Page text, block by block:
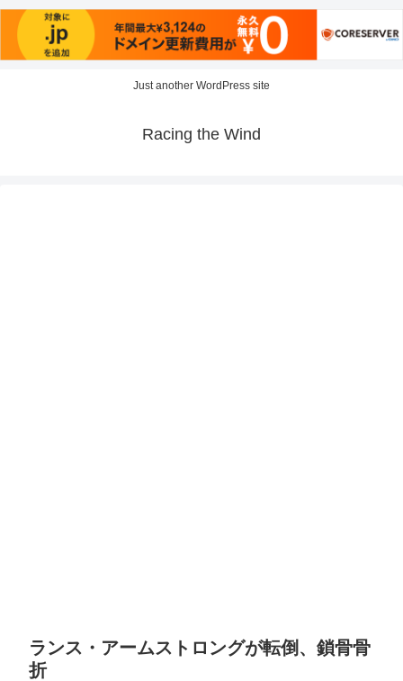
Just another WordPress site
Racing the Wind
ランス・アームストロングが転倒、鎖骨骨
折